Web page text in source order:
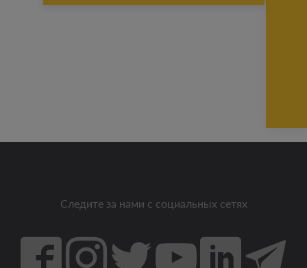
Следите за нами с социальных сетях